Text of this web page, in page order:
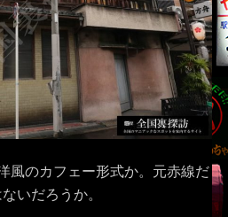
風のカフェー形式か。元赤線だ
いだろうか。